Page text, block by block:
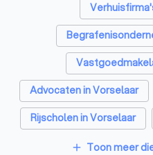
Advocaten in Vorselaar
Rijscholen in Vorselaar
add Toon meer